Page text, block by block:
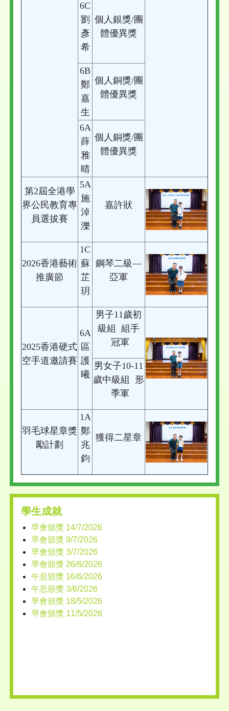
6C
劉
彥
希
個人銀獎/團
體優異獎
6B
鄭
嘉
生
個人銅獎/團
體優異獎
6A
薛
雅
晴
個人銅獎/團
體優異獎
第2屆全港學
界公民教育專
員選拔賽
5A
施
淖
濼
嘉許狀
2026香港藝術
推廣節
1C
蘇
芷
玥
鋼琴二級—
亞軍
2025香港硬式
空手道邀請賽
6A
區
護
曦
男子11歲初
級組 組手
冠軍
男女子10-11
歲中級組 形
季軍
羽毛球星章獎
勵計劃
1A
鄭
兆
鈞
獲得二星章
學生成就
早會頒獎 14/7/2026
早會頒獎 9/7/2026
早會頒獎 3/7/2026
早會頒獎 26/6/2026
午息頒獎 16/6/2026
午息頒獎 3/6/2026
早會頒獎 18/5/2026
早會頒獎 11/5/2026